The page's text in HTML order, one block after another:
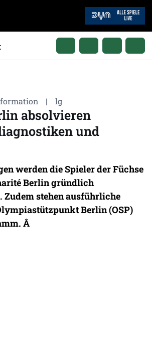
| lg
absolvieren
und
werden die Spieler der Füchse
Berlin gründlich
Zudem stehen ausführliche
Berlin (OSP)
Â